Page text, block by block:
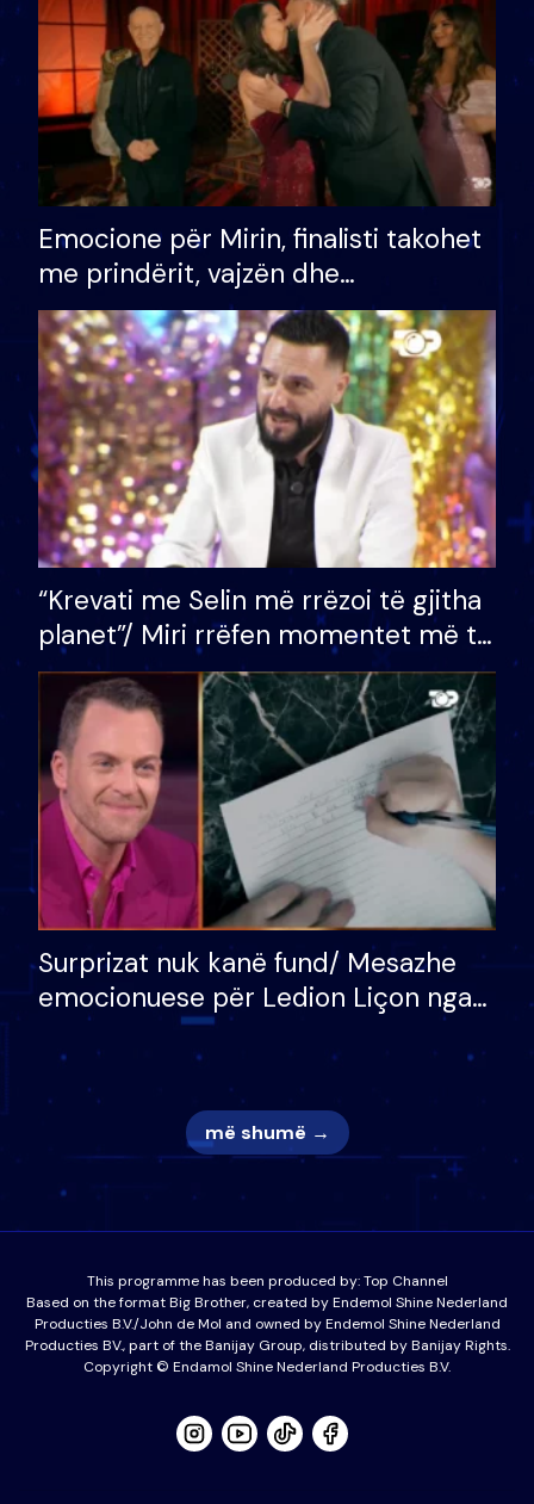
Emocione për Mirin, finalisti takohet
me prindërit, vajzën dhe
bashkëshorten: S’kemi ndonjë letër
divorci apo jo?
“Krevati me Selin më rrëzoi të gjitha
planet”/ Miri rrëfen momentet më të
bukura në shtëpinë e BB VIP: Do më
mungojë zilja e mëngjesit kur…
Surprizat nuk kanë fund/ Mesazhe
emocionuese për Ledion Liçon nga
nëna dhe fëmijët e tij, moderatori
nuk i mban dot lotët: Nuk meritoj…
më shumë →
This programme has been produced by:Top Channel
Based on the format Big Brother, created by Endemol Shine Nederland
Producties B.V./John de Mol and owned by Endemol Shine Nederland
Producties BV., part of the Banijay Group, distributed by Banijay Rights.
Copyright © Endamol Shine Nederland Producties B.V.